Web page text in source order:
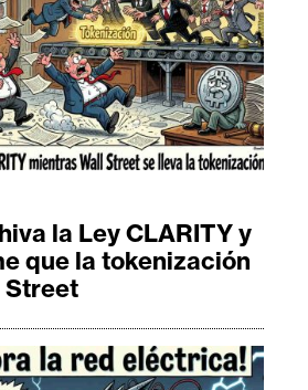
la Ley CLARITY y
que la tokenización
Street